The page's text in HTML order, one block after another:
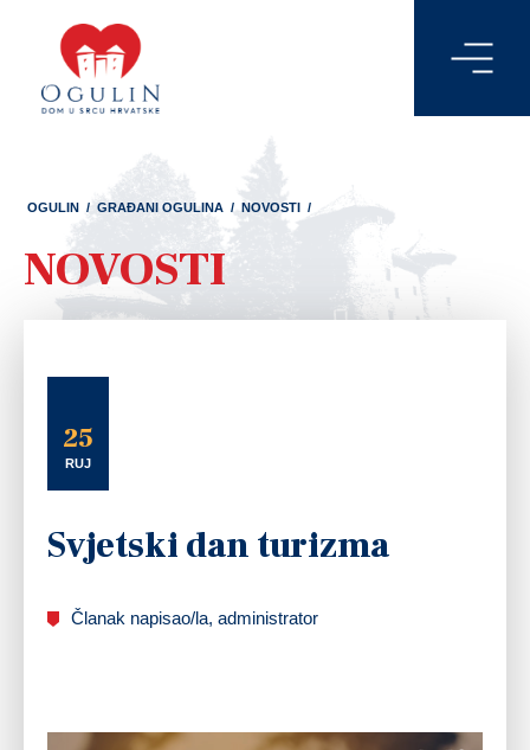
OGULIN / GRAĐANI OGULINA / NOVOSTI /
NOVOSTI
25
RUJ
Svjetski dan turizma
Članak napisao/la, administrator